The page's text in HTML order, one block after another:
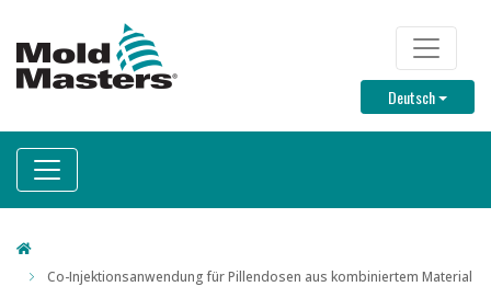
TOP
DeutschToggle
Co-Injektionsanwendung für Pillendosen aus kombiniertem Material